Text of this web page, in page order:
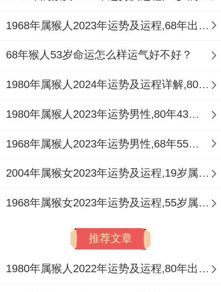
1968年属猴人2023年运势及运程,68年出生的55岁生肖猴2023年每月运势详解
68年猴人53岁命运怎么样运气好不好？
1980年属猴人2024年运势及运程详解,80年出生44岁肖猴人在2024全年每月运势完整版
1980年属猴人2023年运势男性,80年43岁属猴男2023年每月运程怎么样
1968年属猴人2023年运势男性,68年55岁属猴男2023年每月运程怎么样
2004年属猴女2023年运势及运程,19岁属猴人2023全年每月运势女性如何
1968年属猴女2023年运势及运程,55岁属猴人2023全年每月运势女性如何
推荐文章
1980年属猴人2022年运势及运程,80年出生的42岁属猴2022年每月运程详解